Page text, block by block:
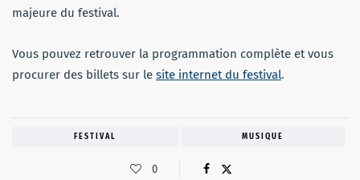
majeure du festival.
Vous pouvez retrouver la programmation complète et vous
procurer des billets sur le site internet du festival.
FESTIVAL MUSIQUE
0